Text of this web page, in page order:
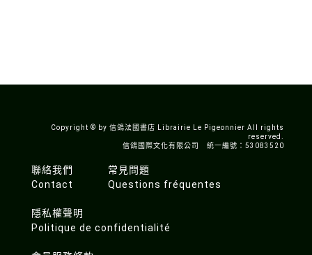
Copyright © by 信鴿法國書店 Librairie Le Pigeonnier All rights
reserved.
信鴿國際文化有限公司 統一編號：53083520
聯絡我們
Contact
常見問題
Questions fréquentes
隱私權聲明
Politique de confidentialité